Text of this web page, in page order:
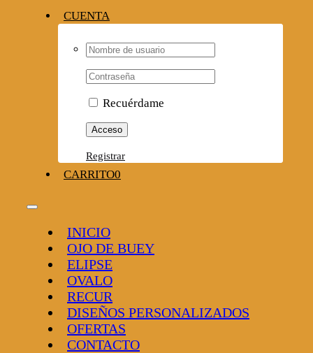
CUENTA
Username:
Contraseña
Recuérdame
Registrar
CARRITO0
Toggle
INICIO
OJO DE BUEY
ELIPSE
OVALO
RECUR
DISEÑOS PERSONALIZADOS
OFERTAS
CONTACTO